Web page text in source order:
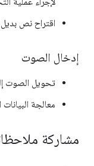
اقتراح نص
إدخال الصوت
تحويل الصوت
معالجة
مشاركة